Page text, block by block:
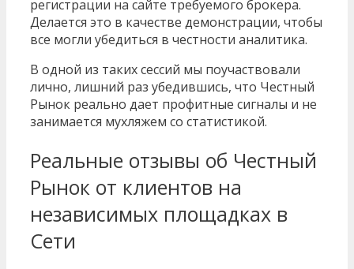
регистрации на сайте требуемого брокера.
Делается это в качестве демонстрации, чтобы
все могли убедиться в честности аналитика.
В одной из таких сессий мы поучаствовали
лично, лишний раз убедившись, что Честный
Рынок реально дает профитные сигналы и не
занимается мухляжем со статистикой.
Реальные отзывы об Честный
Рынок от клиентов на
независимых площадках в
Сети